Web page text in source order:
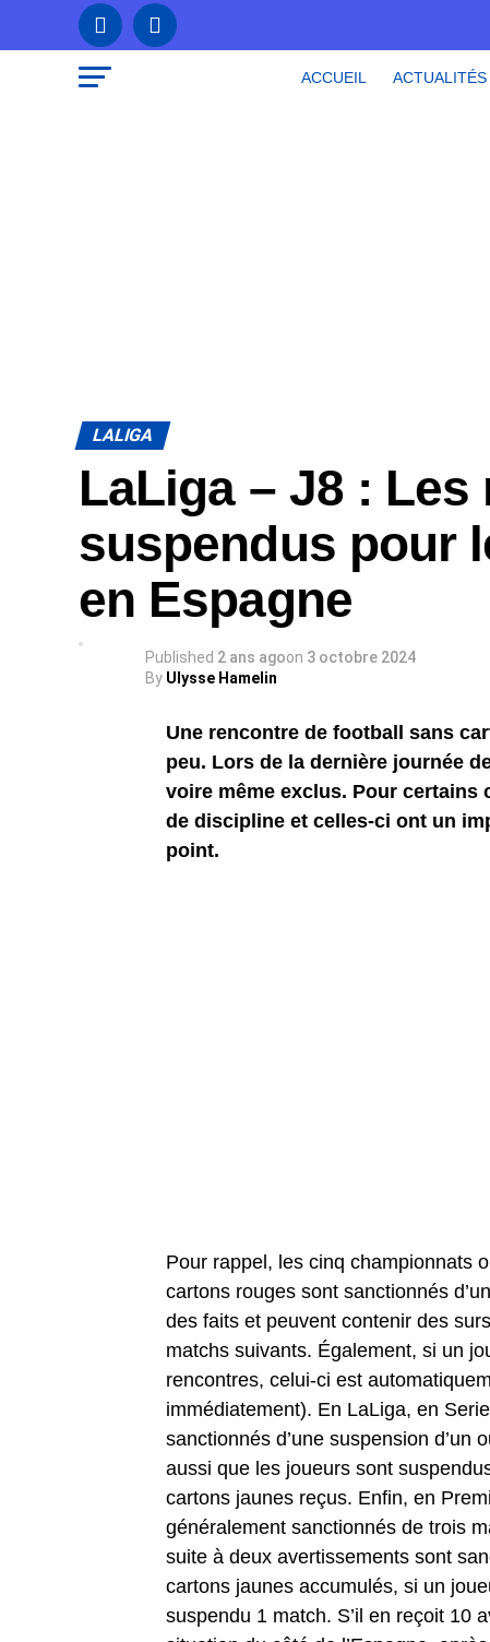
ACCUEIL ACTUALITÉS
LALIGA
LaLiga – J8 :
suspendus pour
en Espagne
Published 2 ans agoon 3 octobre 2024
By Ulysse Hamelin
Une rencontre de football sans
peu. Lors de la dernière journée
voire même exclus. Pour certains
de discipline et celles-ci ont un
point.
Pour rappel, les cinq championnats
cartons rouges sont sanctionnés
des faits et peuvent contenir des
matchs suivants. Également, si un
rencontres, celui-ci est
immédiatement). En LaLiga, en
sanctionnés d’une suspension d’un
aussi que les joueurs sont
cartons jaunes reçus. Enfin, en
généralement sanctionnés de trois
suite à deux avertissements sont
cartons jaunes accumulés, si un
suspendu 1 match. S’il en reçoit 10